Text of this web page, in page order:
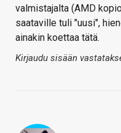
valmistajalta (AMD
saataville tuli "uusi",
ainakin koettaa tätä.
Kirjaudu sisään